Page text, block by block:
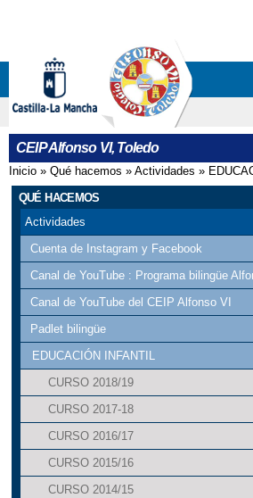
CEIP Alfonso VI, Toledo
Se encuentra usted
Inicio » Qué hacemos » Actividades »
QUÉ HACEMOS
Actividades
Cuenta de Instagram y Facebook
Canal de YouTube : Programa bilingüe
Canal de YouTube del CEIP Alfonso VI
Padlet bilingüe
EDUCACIÓN INFANTIL
CURSO 2018/19
CURSO 2017-18
CURSO 2016/17
CURSO 2015/16
CURSO 2014/15